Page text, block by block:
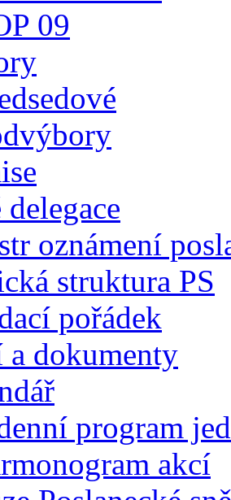
09
delegace
oznámení
struktura PS
pořádek
a dokumenty
program
akcí